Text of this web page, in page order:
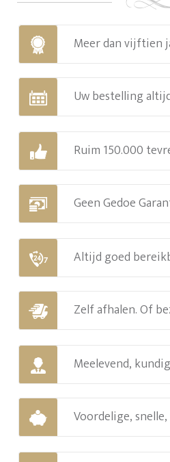
Meer dan vijftien
Uw bestelling
Ruim 150.000
Geen Gedoe
Altijd goed
Zelf afhalen. Of
Meelevend,
Voordelige,